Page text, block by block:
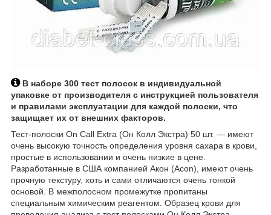
В наборе 300 тест полосок в индивидуальной
упаковке от производителя с инструкцией пользователя
и правилами эксплуатации для каждой полоски, что
защищает их от внешних факторов.
Тест-полоски On Call Extra (Он Колл Экстра) 50 шт. — имеют
очень высокую точность определения уровня сахара в крови,
простые в использовании и очень низкие в цене.
Разработанные в США компанией Акон (Acon), имеют очень
прочную текстуру, хоть и сами отличаются очень тонкой
основой. В межполосном промежутке пропитаны
специальным химическим реагентом. Образец крови для